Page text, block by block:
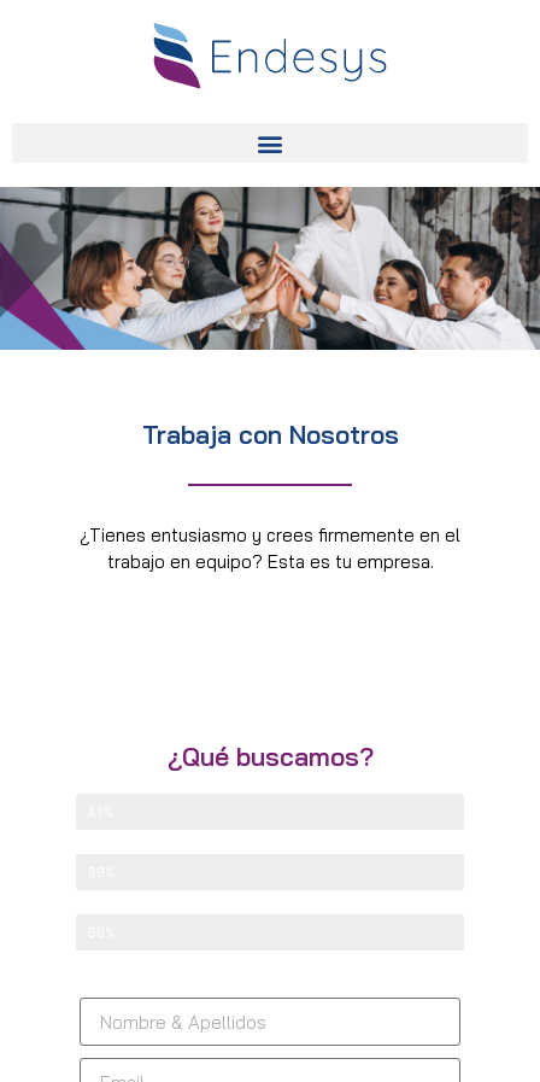
Trabaja con Nosotros
¿Tienes entusiasmo y crees firmemente en el
trabajo en equipo? Esta es tu empresa.
¿Qué buscamos?